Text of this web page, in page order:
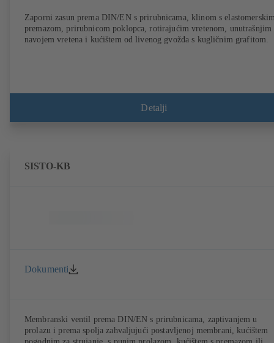
Zaporni zasun prema DIN/EN s prirubnicama, klinom s
premazom, prirubnicom poklopca, rotirajućim vretenom, unutrašnjim
navojem vretena i kućištem od livenog gvožđa s kugličnim grafitom.
Detalji
SISTO-KB
Dokumenti
Membranski ventil prema DIN/EN s prirubnicama, zaptivanjem u
prolazu i prema spolja zahvaljujući postavljenoj membrani, kućištem